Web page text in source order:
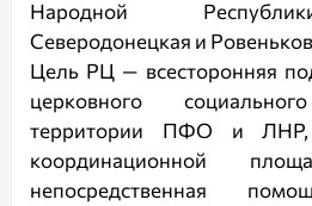
Народной
Северодонецкая и
Цель РЦ — всесторонняя
церковного
территории ПФО и ЛНР,
координационной
непосредственная